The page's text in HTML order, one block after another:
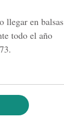
llegar en balsas
todo el año